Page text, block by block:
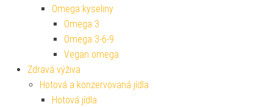
Omega kyseliny
Omega 3
Omega 3-6-9
Vegan omega
Zdravá výživa
Hotová a konzervovaná jídla
Hotová jídla